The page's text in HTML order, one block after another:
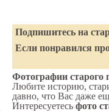
Подпишитесь на
Если понравился
Фотографии старого
Любите историю,
давно, что Вас даже
Интересуетесь фото